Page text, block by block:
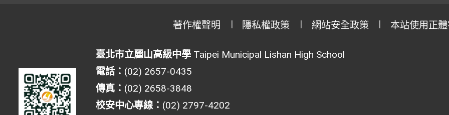
著作權聲明 隱私權政策 網站安全政策 本站使用正
臺北市立麗山高級中學Taipei Municipal Lishan High School
電話： (02) 2657-0435
傳真： (02) 2658-3848
校安中心專線： (02) 2797-4202